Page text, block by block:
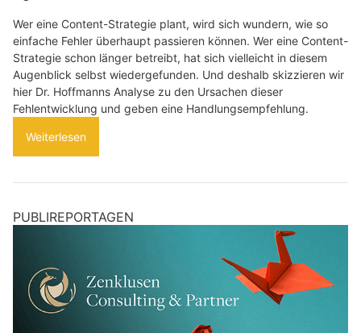
Wer eine Content-Strategie plant, wird sich wundern, wie so
einfache Fehler überhaupt passieren können. Wer eine Content-
Strategie schon länger betreibt, hat sich vielleicht in diesem
Augenblick selbst wiedergefunden. Und deshalb skizzieren wir
hier Dr. Hoffmanns Analyse zu den Ursachen dieser
Fehlentwicklung und geben eine Handlungsempfehlung.
Weiterlesen
PUBLIREPORTAGEN